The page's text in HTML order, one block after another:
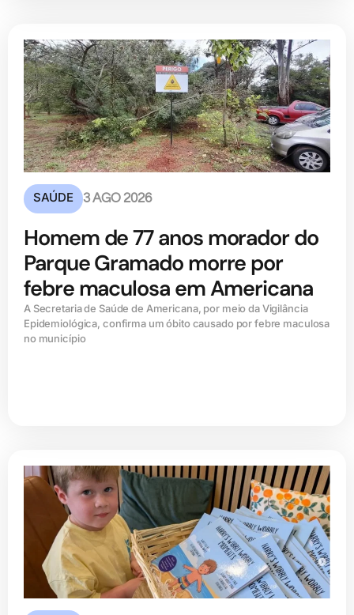
SAÚDE 3 AGO 2026
Homem de 77 anos morador do
Parque Gramado morre por
febre maculosa em Americana
A Secretaria de Saúde de Americana, por meio da Vigilância
Epidemiológica, confirma um óbito causado por febre maculosa
no município